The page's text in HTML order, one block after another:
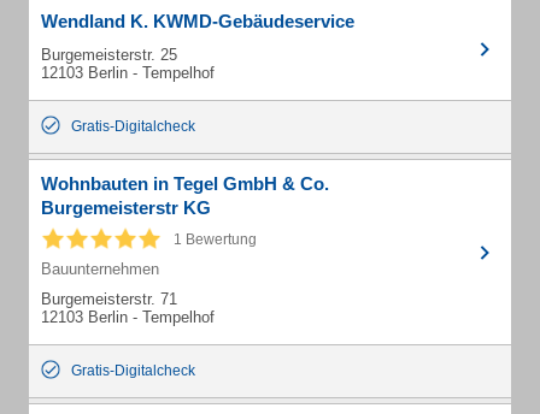
Wendland K. KWMD-Gebäudeservice
Burgemeisterstr. 25
12103 Berlin - Tempelhof
Gratis-Digitalcheck
Wohnbauten in Tegel GmbH & Co.
Burgemeisterstr KG
1 Bewertung
Bauunternehmen
Burgemeisterstr. 71
12103 Berlin - Tempelhof
Gratis-Digitalcheck